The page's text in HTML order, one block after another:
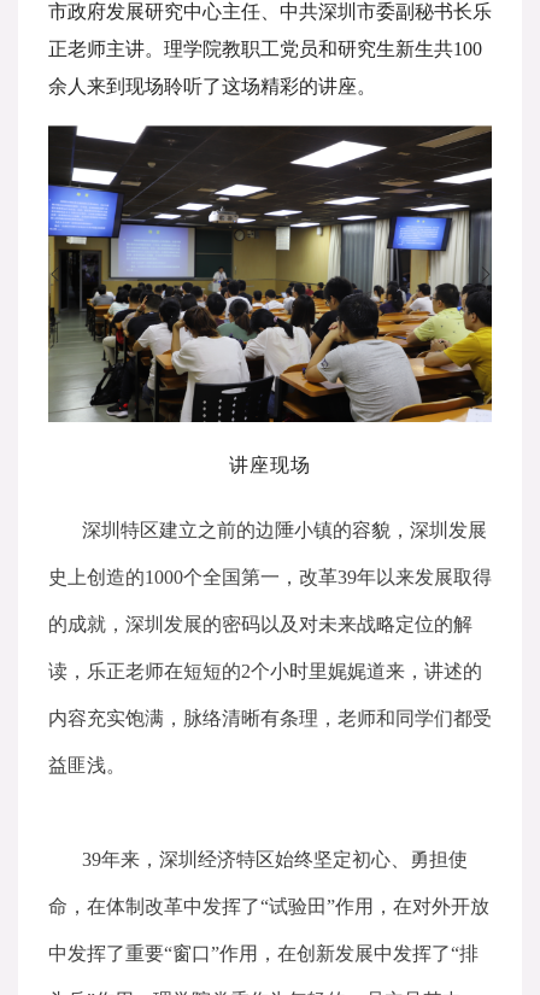
市政府发展研究中心主任、中共深圳市委副秘书长乐
正老师主讲。理学院教职工党员和研究生新生共100
余人来到现场聆听了这场精彩的讲座。
讲座现场
深圳特区建立之前的边陲小镇的容貌，深圳发展
史上创造的1000个全国第一，改革39年以来发展取得
的成就，深圳发展的密码以及对未来战略定位的解
读，乐正老师在短短的2个小时里娓娓道来，讲述的
内容充实饱满，脉络清晰有条理，老师和同学们都受
益匪浅。
39年来，深圳经济特区始终坚定初心、勇担使
命，在体制改革中发挥了“试验田”作用，在对外开放
中发挥了重要“窗口”作用，在创新发展中发挥了“排